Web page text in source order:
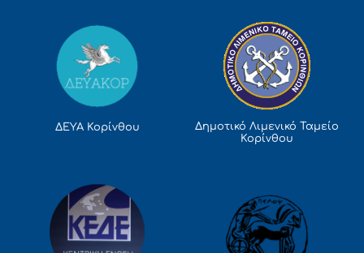
ΔΕΥΑ Κορίνθου
Δημοτικό Λιμενικό Ταμείο
Κορίνθου